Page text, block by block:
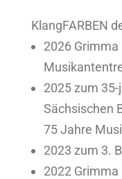
KlangFARBEN
2026
2025 zum
Sächsischen
75 Jahre
2023 zum 3.
2022